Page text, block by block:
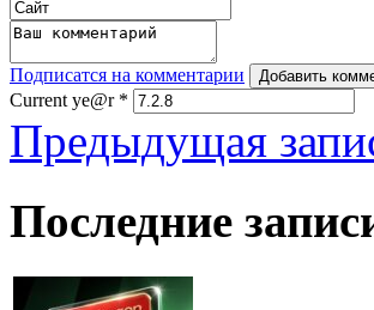
Подписатся на комментарии Добавить
Current ye@r *
Предыдущая
Последние